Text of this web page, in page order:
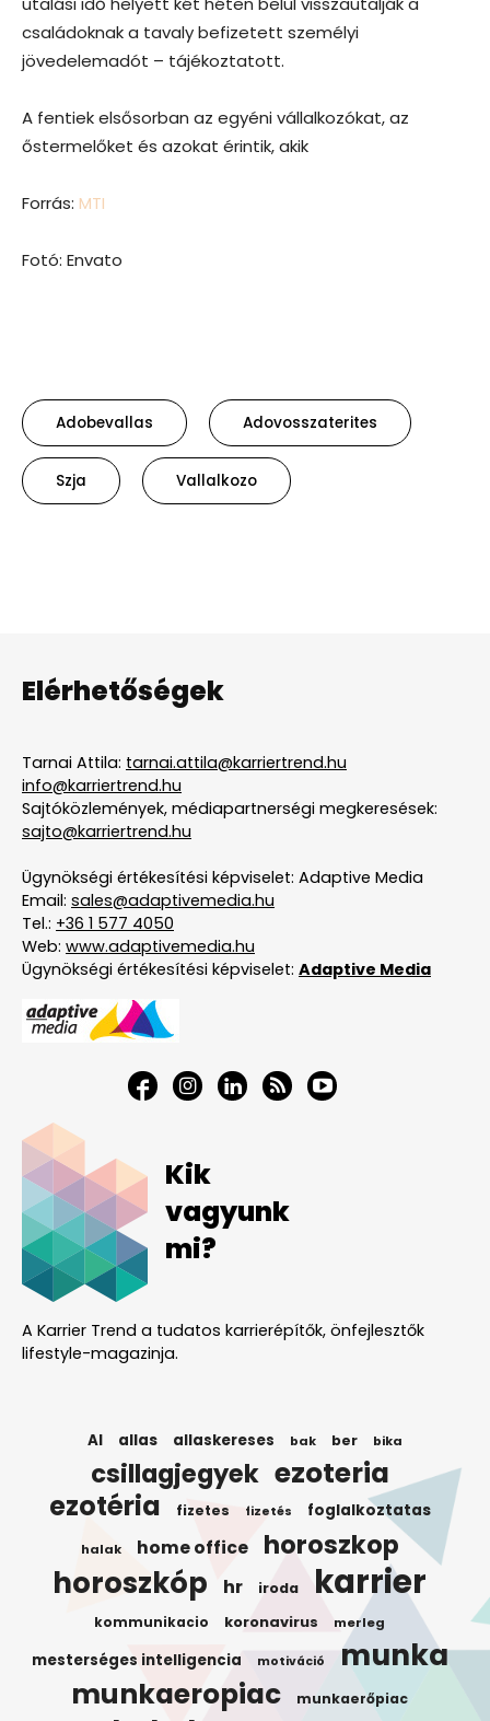
családoknak a tavaly befizetett személyi
jövedelemadót – tájékoztatott.
A fentiek elsősorban az egyéni vállalkozókat, az
őstermelőket és azokat érintik, akik
Forrás: MTI
Fotó: Envato
Adobevallas Adovosszaterites
Szja Vallalkozo
Elérhetőségek
Tarnai Attila: tarnai.attila@karriertrend.hu
info@karriertrend.hu
Sajtóközlemények, médiapartnerségi megkeresések:
sajto@karriertrend.hu
Ügynökségi értékesítési képviselet: Adaptive Media
Email: sales@adaptivemedia.hu
Tel.: +36 1 577 4050
Web: www.adaptivemedia.hu
Ügynökségi értékesítési képviselet: Adaptive Media
Kik
vagyunk
mi?
A Karrier Trend a tudatos karrierépítők, önfejlesztők
lifestyle-magazinja.
AI allas allaskereses bak ber bika
csillagjegyek ezoteria
ezotéria fizetes fizetés foglalkoztatas
halak home office horoszkop
horoszkóp hr iroda karrier
kommunikacio koronavirus merleg
mesterséges intelligencia motiváció munka
munkaeropiac munkaerőpiac